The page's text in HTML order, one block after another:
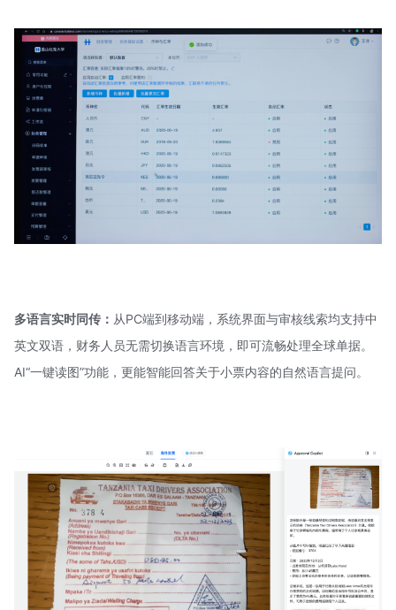
多语言实时同传： 从PC端到移动端，系统界面与审核线索均支持中
英文双语，财务人员无需切换语言环境，即可流畅处理全球单据。
AI“一键读图”功能，更能智能回答关于小票内容的自然语言提问。